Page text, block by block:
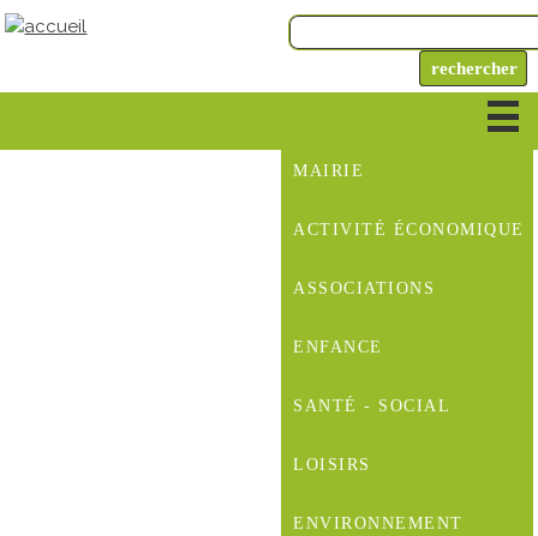
MAIRIE
ACTIVITÉ ÉCONOMIQUE
ASSOCIATIONS
ENFANCE
SANTÉ - SOCIAL
LOISIRS
ENVIRONNEMENT